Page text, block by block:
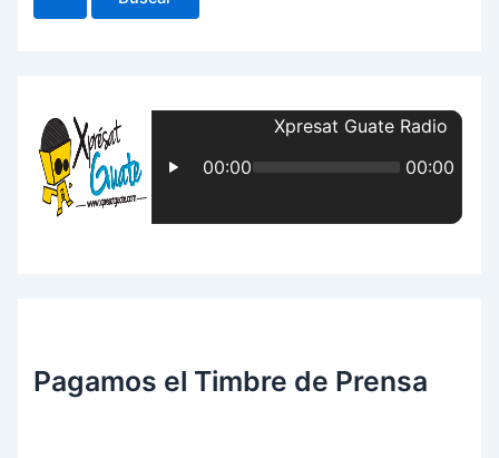
Pagamos el Timbre de Prensa